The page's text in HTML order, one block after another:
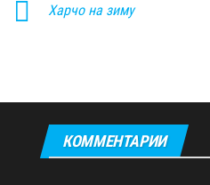
Харчо на зиму
КОММЕНТАРИИ